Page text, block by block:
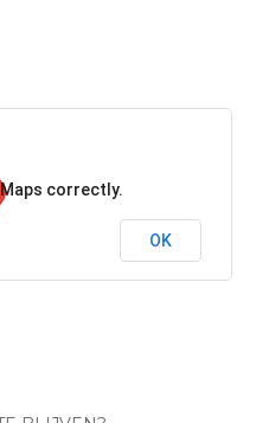
correctly.
OK